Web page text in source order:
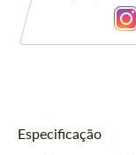
Descrição
Especificação